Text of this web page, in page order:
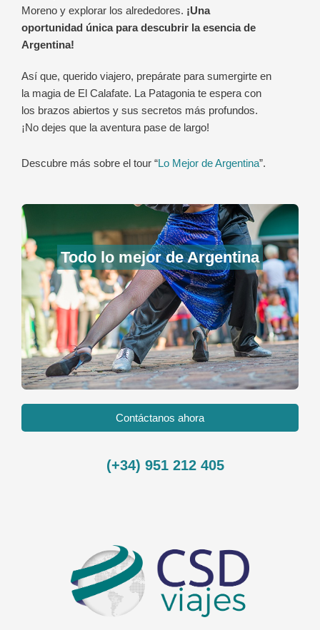
Moreno y explorar los alrededores. ¡Una
oportunidad única para descubrir la esencia de
Argentina!
Así que, querido viajero, prepárate para sumergirte en
la magia de El Calafate. La Patagonia te espera con
los brazos abiertos y sus secretos más profundos.
¡No dejes que la aventura pase de largo!
Descubre más sobre el tour “Lo Mejor de Argentina”.
Todo lo mejor de Argentina
Contáctanos ahora
(+34) 951 212 405